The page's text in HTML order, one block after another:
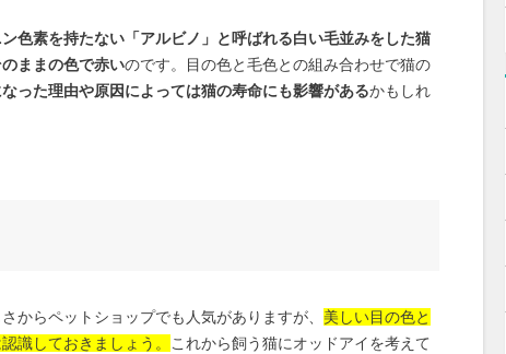
色素を持たない「アルビノ」と呼ばれる白い毛並みをした猫
ままの色で赤いのです。目の色と毛色との組み合わせで猫の
なった理由や原因によっては猫の寿命にも影響があるかもしれ
からペットショップでも人気がありますが、 美しい目の色と
識しておきましょう。 これから飼う猫にオッドアイを考えて